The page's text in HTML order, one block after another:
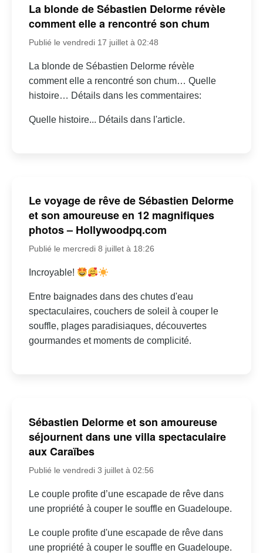
La blonde de Sébastien Delorme révèle
comment elle a rencontré son chum
Publié le vendredi 17 juillet à 02:48
La blonde de Sébastien Delorme révèle
comment elle a rencontré son chum… Quelle
histoire… Détails dans les commentaires:
Quelle histoire... Détails dans l'article.
Le voyage de rêve de Sébastien Delorme
et son amoureuse en 12 magnifiques
photos – Hollywoodpq.com
Publié le mercredi 8 juillet à 18:26
Incroyable!
Entre baignades dans des chutes d'eau
spectaculaires, couchers de soleil à couper le
souffle, plages paradisiaques, découvertes
gourmandes et moments de complicité.
Sébastien Delorme et son amoureuse
séjournent dans une villa spectaculaire
aux Caraïbes
Publié le vendredi 3 juillet à 02:56
Le couple profite d’une escapade de rêve dans
une propriété à couper le souffle en Guadeloupe.
Le couple profite d'une escapade de rêve dans
une propriété à couper le souffle en Guadeloupe.